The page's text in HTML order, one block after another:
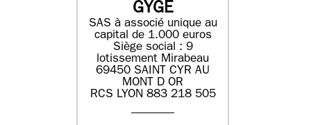
GYGE
SAS à associé unique au
capital de 1.000 euros
Siège social : 9
lotissement Mirabeau
69450 SAINT CYR AU
MONT D OR
RCS LYON 883 218 505